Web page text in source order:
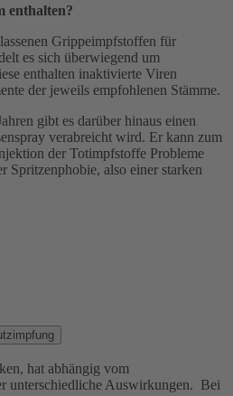
enthalten?
Grippeimpfstoffen für
es sich überwiegend um
enthalten inaktivierte Viren
der jeweils empfohlenen Stämme.
gibt es darüber hinaus einen
verabreicht wird. Er kann zum
der Totimpfstoffe Probleme
Spritzenphobie, also einer starken
hat abhängig vom
unterschiedliche Auswirkungen. Bei